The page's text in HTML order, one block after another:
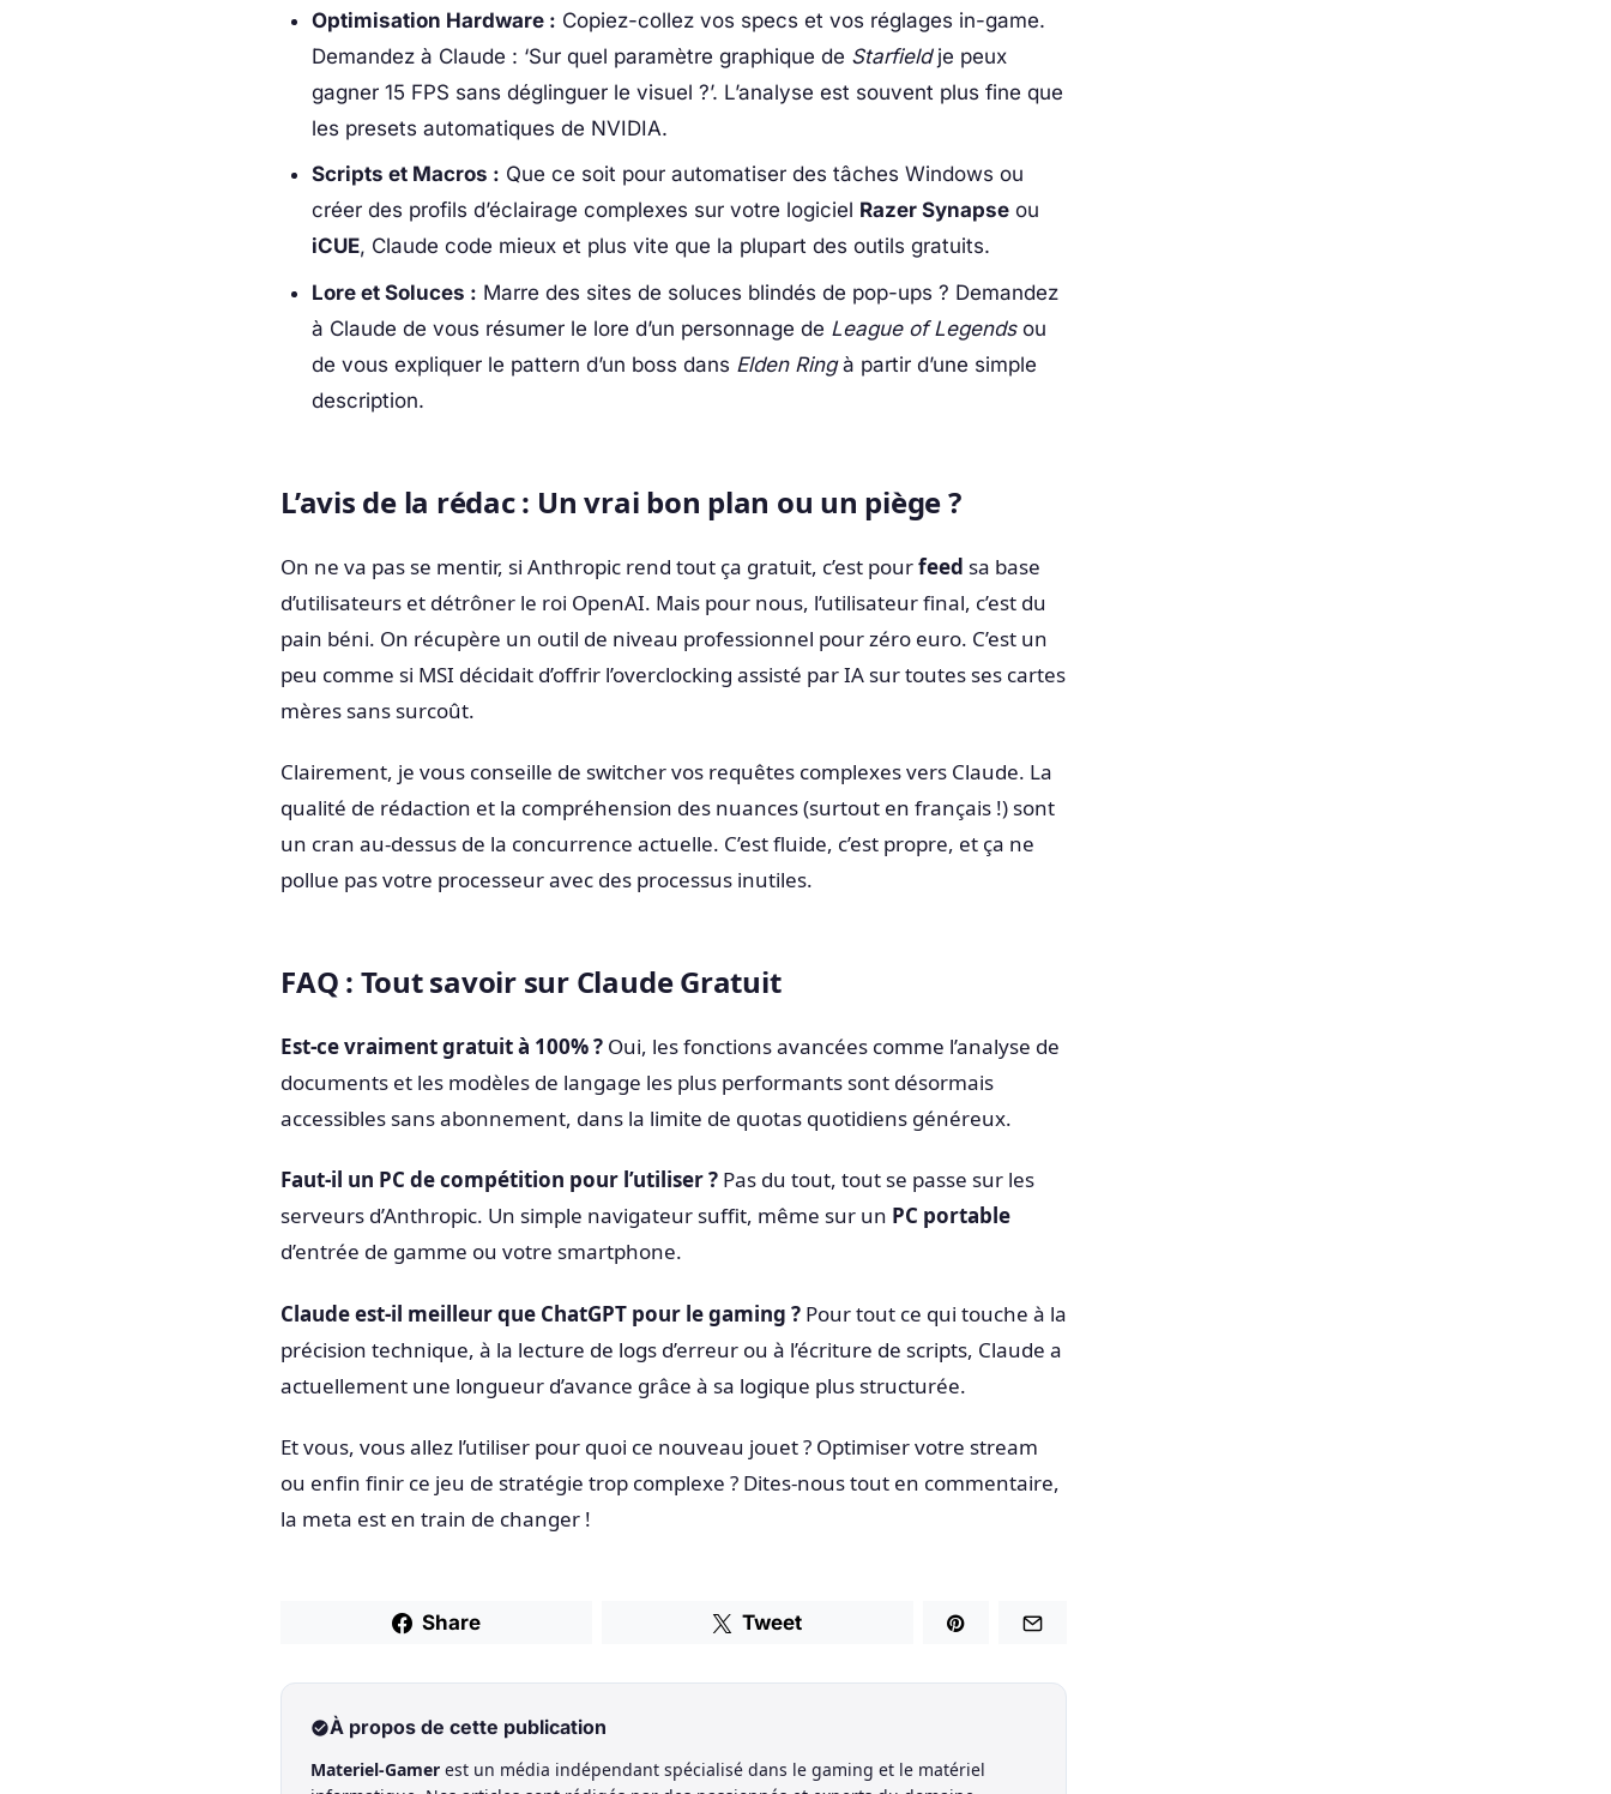
Optimisation Hardware : Copiez-collez vos specs et vos réglages in-game.
Demandez à Claude : ‘Sur quel paramètre graphique de Starfieldje peux
gagner 15 FPS sans déglinguer le visuel ?’. L’analyse est souvent plus fine que
les presets automatiques de NVIDIA.
Scripts et Macros : Que ce soit pour automatiser des tâches Windows ou
créer des profils d’éclairage complexes sur votre logiciel Razer Synapseou
iCUE, Claude code mieux et plus vite que la plupart des outils gratuits.
Lore et Soluces : Marre des sites de soluces blindés de pop-ups ? Demandez
à Claude de vous résumer le lore d’un personnage de League of Legendsou
de vous expliquer le pattern d’un boss dans Elden Ringà partir d’une simple
description.
L’avis de la rédac : Un vrai bon plan ou un piège ?
On ne va pas se mentir, si Anthropic rend tout ça gratuit, c’est pourfeed sa base
d’utilisateurs et détrôner le roi OpenAI. Mais pour nous, l’utilisateur final, c’est du
pain béni. On récupère un outil de niveau professionnel pour zéro euro. C’est un
peu comme si MSI décidait d’offrir l’overclocking assisté par IA sur toutes ses cartes
mères sans surcoût.
Clairement, je vous conseille de switcher vos requêtes complexes vers Claude. La
qualité de rédaction et la compréhension des nuances (surtout en français !) sont
un cran au-dessus de la concurrence actuelle. C’est fluide, c’est propre, et ça ne
pollue pas votre processeur avec des processus inutiles.
FAQ : Tout savoir sur Claude Gratuit
Est-ce vraiment gratuit à 100% ? Oui, les fonctions avancées comme l’analyse de
documents et les modèles de langage les plus performants sont désormais
accessibles sans abonnement, dans la limite de quotas quotidiens généreux.
Faut-il un PC de compétition pour l’utiliser ? Pas du tout, tout se passe sur les
serveurs d’Anthropic. Un simple navigateur suffit, même sur un PC portable
d’entrée de gamme ou votre smartphone.
Claude est-il meilleur que ChatGPT pour le gaming ? Pour tout ce qui touche à la
précision technique, à la lecture de logs d’erreur ou à l’écriture de scripts, Claude a
actuellement une longueur d’avance grâce à sa logique plus structurée.
Et vous, vous allez l’utiliser pour quoi ce nouveau jouet ? Optimiser votre stream
ou enfin finir ce jeu de stratégie trop complexe ? Dites-nous tout en commentaire,
la meta est en train de changer !
Share Tweet
À propos de cette publication
Materiel-Gamer est un média indépendant spécialisé dans le gaming et le matériel